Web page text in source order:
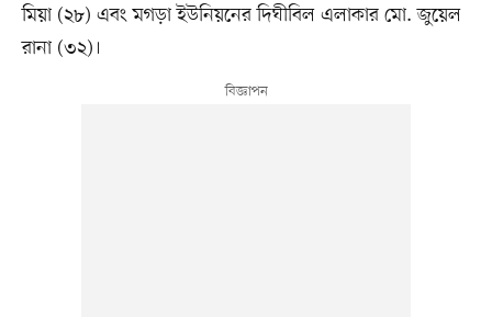
মিয়া (২৮) এবং মগড়া ইউনিয়নের দিঘীবিল এলাকার মো. জুয়েল
রানা (৩২)।